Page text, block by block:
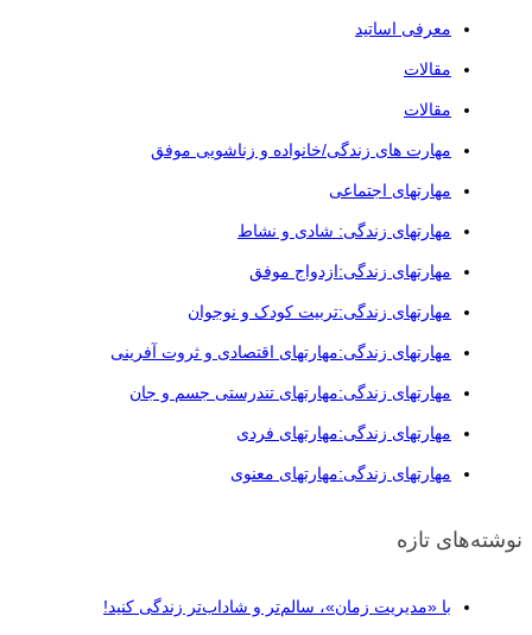
معرفی اساتید
مقالات
مقالات
مهارت های زندگی/خانواده و زناشویی موفق
مهارتهای اجتماعی
مهارتهای زندگی: شادی و نشاط
مهارتهای زندگی:ازدواج موفق
مهارتهای زندگی:تربیت کودک و نوجوان
مهارتهای زندگی:مهارتهای اقتصادی و ثروت آفرینی
مهارتهای زندگی:مهارتهای تندرستی جسم و جان
مهارتهای زندگی:مهارتهای فردی
مهارتهای زندگی:مهارتهای معنوی
نوشته‌های تازه
با «مدیریت زمان»، سالم‌تر و شاداب‌تر زندگی کنید!